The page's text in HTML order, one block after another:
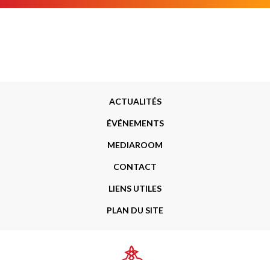
ACTUALITÉS
ÉVÉNEMENTS
MEDIAROOM
CONTACT
LIENS UTILES
PLAN DU SITE